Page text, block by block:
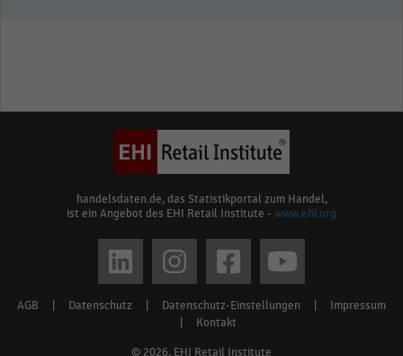
handelsdaten.de, das Statistikportal zum Handel,
ist ein Angebot des EHI Retail Institute - www.ehi.org
© 2026, EHI Retail Institute
Footer
AGB Datenschutz Datenschutz-Einstellungen
Impressum
Kontakt